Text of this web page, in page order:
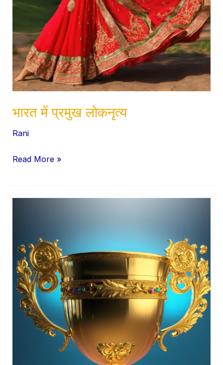
भारत में प्रमुख लोकनृत्य
Rani
Read More »
2025